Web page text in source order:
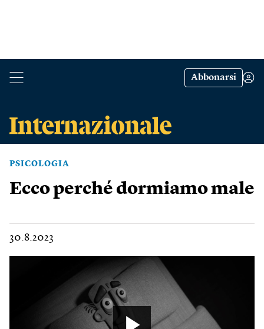
Abbonarsi
PSICOLOGIA
Ecco perché dormiamo male
30.8.2023